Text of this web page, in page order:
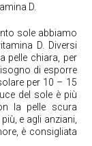
D.
sole abbiamo
D. Diversi
pelle chiara, per
di esporre
per 10 – 15
del sole è più
la pelle scura
e agli anziani,
è consigliata